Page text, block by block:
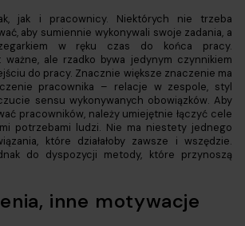
jak i pracownicy. Niektórych nie trzeba
aby sumiennie wykonywali swoje zadania, a
w ręku czas do końca pracy.
ale rzadko bywa jedynym czynnikiem
do pracy. Znacznie większe znaczenie ma
pracownika – relacje w zespole, styl
sensu wykonywanych obowiązków. Aby
pracowników, należy umiejętnie łączyć cele
potrzebami ludzi. Nie ma niestety jednego
które działałoby zawsze i wszędzie.
do dyspozycji metody, które przynoszą
inne motywacje